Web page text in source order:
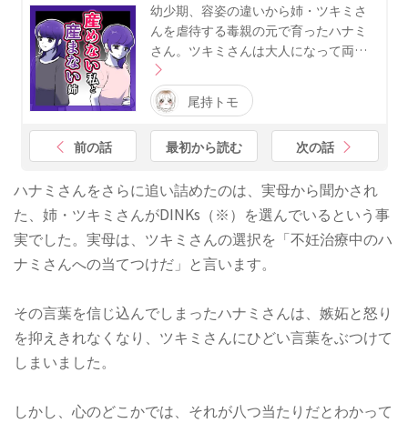
幼少期、容姿の違いから姉・ツキミさ
んを虐待する毒親の元で育ったハナミ
さん。ツキミさんは大人になって両…
尾持トモ
前の話 最初から読む 次の話
ハナミさんをさらに追い詰めたのは、実母から聞かされ
た、姉・ツキミさんがDINKs（※）を選んでいるという事
実でした。実母は、ツキミさんの選択を「不妊治療中のハ
ナミさんへの当てつけだ」と言います。
その言葉を信じ込んでしまったハナミさんは、嫉妬と怒り
を抑えきれなくなり、ツキミさんにひどい言葉をぶつけて
しまいました。
しかし、心のどこかでは、それが八つ当たりだとわかって